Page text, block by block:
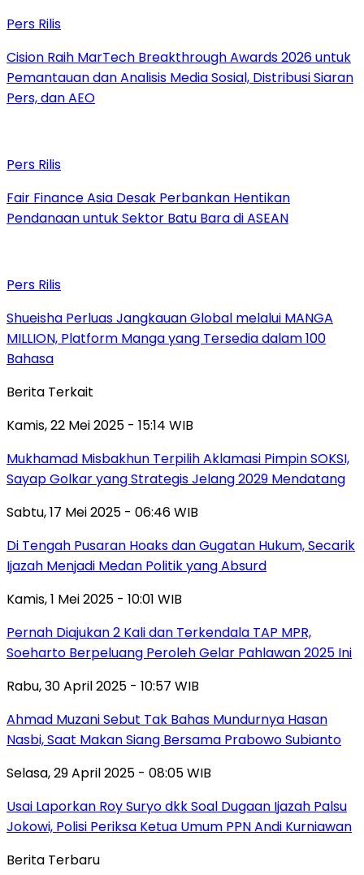
Pers Rilis
Cision Raih MarTech Breakthrough Awards 2026 untuk
Pemantauan dan Analisis Media Sosial, Distribusi Siaran
Pers, dan AEO
Pers Rilis
Fair Finance Asia Desak Perbankan Hentikan
Pendanaan untuk Sektor Batu Bara di ASEAN
Pers Rilis
Shueisha Perluas Jangkauan Global melalui MANGA
MILLION, Platform Manga yang Tersedia dalam 100
Bahasa
Berita Terkait
Kamis, 22 Mei 2025 - 15:14 WIB
Mukhamad Misbakhun Terpilih Aklamasi Pimpin SOKSI,
Sayap Golkar yang Strategis Jelang 2029 Mendatang
Sabtu, 17 Mei 2025 - 06:46 WIB
Di Tengah Pusaran Hoaks dan Gugatan Hukum, Secarik
Ijazah Menjadi Medan Politik yang Absurd
Kamis, 1 Mei 2025 - 10:01 WIB
Pernah Diajukan 2 Kali dan Terkendala TAP MPR,
Soeharto Berpeluang Peroleh Gelar Pahlawan 2025 Ini
Rabu, 30 April 2025 - 10:57 WIB
Ahmad Muzani Sebut Tak Bahas Mundurnya Hasan
Nasbi, Saat Makan Siang Bersama Prabowo Subianto
Selasa, 29 April 2025 - 08:05 WIB
Usai Laporkan Roy Suryo dkk Soal Dugaan Ijazah Palsu
Jokowi, Polisi Periksa Ketua Umum PPN Andi Kurniawan
Berita Terbaru